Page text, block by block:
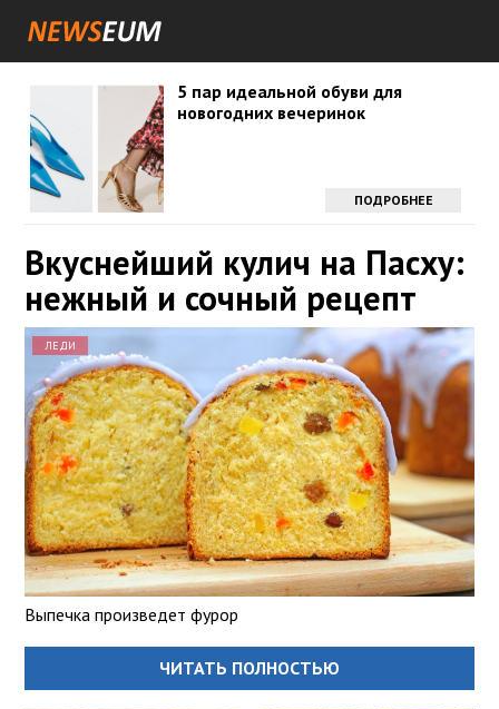
5 пар идеальной обуви для
новогодних вечеринок
ПОДРОБНЕЕ
Вкуснейший кулич на Пасху:
нежный и сочный рецепт
ЛЕДИ
Выпечка произведет фурор
ЧИТАТЬ ПОЛНОСТЬЮ